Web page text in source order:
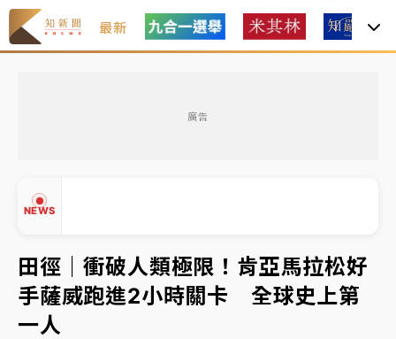
最新
廣告
NEWS
中信慈善基金會想增加董事人數！辜仲諒向法院聲請遭
駁 理由曝光
故宮《龍藏經》特展第2檔！今線上預約開賣一度塞車
周六起展出延長至晚上7時
台東農業處長涉圖利渡假村！東檢抗告成功 今重開羈
押庭
▼
田徑｜衝破人類極限！肯亞馬拉松好
手薩威跑進2小時關卡 全球史上第
一人